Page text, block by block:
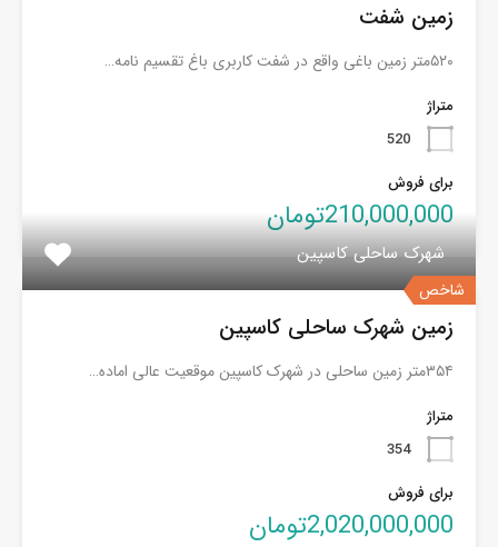
زمین شفت
۵۲۰متر زمین باغی واقع در شفت کاربری باغ تقسیم نامه…
متراژ
520
برای فروش
210,000,000تومان
شاخص
شهرک ساحلی کاسپین
زمین شهرک ساحلی کاسپین
۳۵۴متر زمین ساحلی در شهرک کاسپین موقعیت عالی اماده…
متراژ
354
برای فروش
2,020,000,000تومان